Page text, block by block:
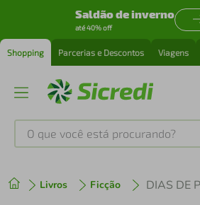
Saldão de inverno
até 40% off
Shopping Parcerias e Descontos Viagens
O que você está procurando?
Livros Ficção